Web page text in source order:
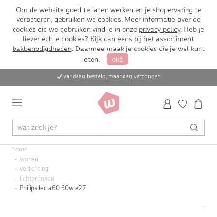
Om de website goed te laten werken en je shopervaring te
verbeteren, gebruiken we cookies. Meer informatie over de
cookies die we gebruiken vind je in onze privacy policy. Heb je
liever echte cookies? Kijk dan eens bij het assortiment
bakbenodigdheden. Daarmee maak je cookies die je wel kunt
eten.
oké
vandaag besteld, maandag verzonden
home
wonen
verlichting
lichtbronnen
Philips led a60 60w e27